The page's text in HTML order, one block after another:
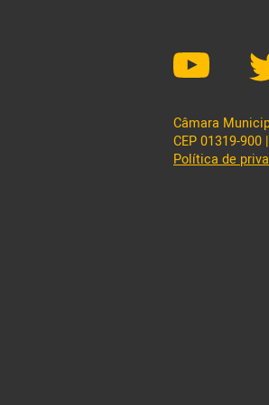
Câmara
CEP 01319-900
Política de